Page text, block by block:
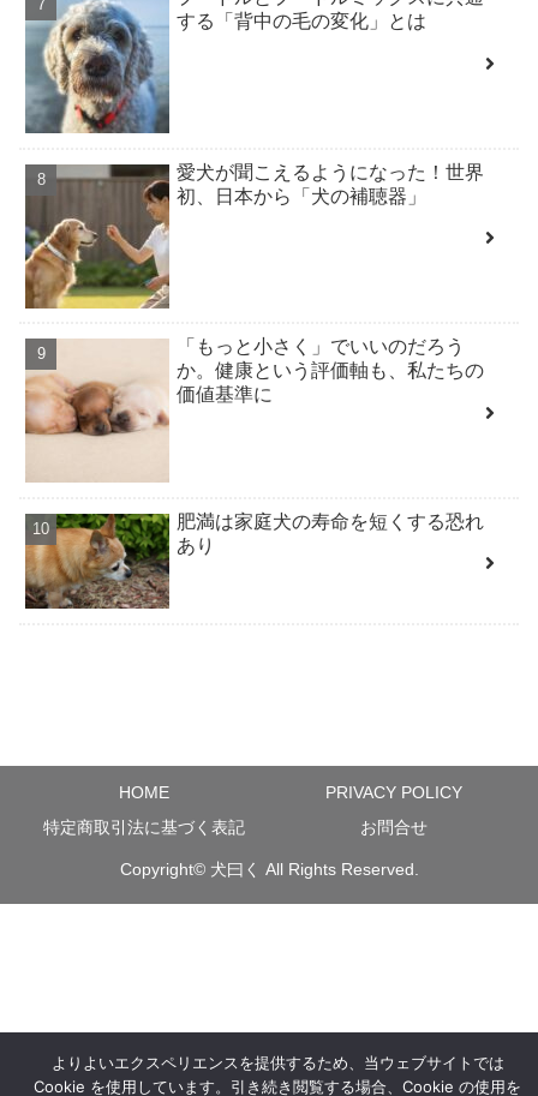
する「背中の毛の変化」とは
愛犬が聞こえるようになった！世界
初、日本から「犬の補聴器」
「もっと小さく」でいいのだろう
か。健康という評価軸も、私たちの
価値基準に
肥満は家庭犬の寿命を短くする恐れ
あり
HOME
PRIVACY POLICY
特定商取引法に基づく表記
お問合せ
Copyright© 犬曰く All Rights Reserved.
よりよいエクスペリエンスを提供するため、当ウェブサイトでは
Cookie を使用しています。引き続き閲覧する場合、Cookie の使用を